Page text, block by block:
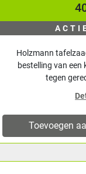
Holzmann
bestelling van
tegen
Toevoegen